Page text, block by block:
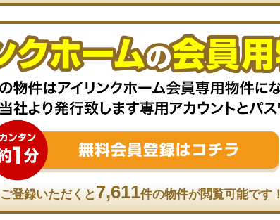
ご登録いただくと7,611件の物件が閲覧可能です！